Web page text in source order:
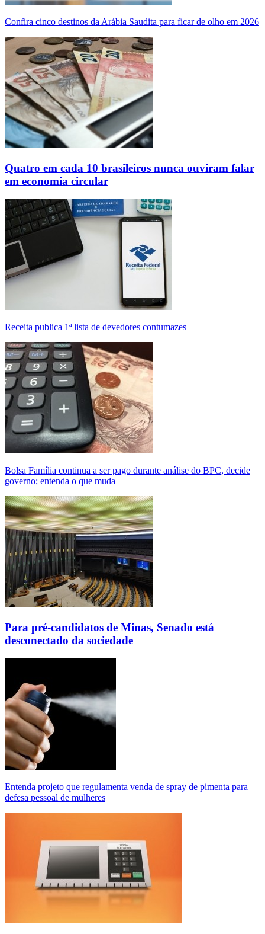
Confira cinco destinos da Arábia Saudita para ficar de olho em 2026
Quatro em cada 10 brasileiros nunca ouviram falar
em economia circular
Receita publica 1ª lista de devedores contumazes
Bolsa Família continua a ser pago durante análise do BPC, decide
governo; entenda o que muda
Para pré-candidatos de Minas, Senado está
desconectado da sociedade
Entenda projeto que regulamenta venda de spray de pimenta para
defesa pessoal de mulheres